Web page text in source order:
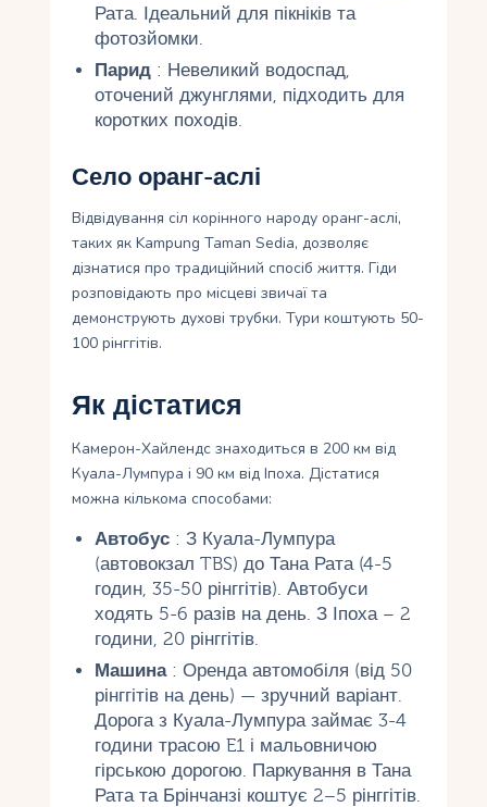
Рата. Ідеальний для пікніків та
фотозйомки.
Парид: Невеликий водоспад,
оточений джунглями, підходить для
коротких походів.
Село оранг-аслі
Відвідування сіл корінного народу оранг-аслі,
таких як Kampung Taman Sedia, дозволяє
дізнатися про традиційний спосіб життя. Гіди
розповідають про місцеві звичаї та
демонструють духові трубки. Тури коштують 50-
100 рінггітів.
Як дістатися
Камерон-Хайлендс знаходиться в 200 км від
Куала-Лумпура і 90 км від Іпоха. Дістатися
можна кількома способами:
Автобус: З Куала-Лумпура
(автовокзал TBS) до Тана Рата (4-5
годин, 35-50 рінггітів). Автобуси
ходять 5-6 разів на день. З Іпоха – 2
години, 20 рінггітів.
Машина: Оренда автомобіля (від 50
рінггітів на день) — зручний варіант.
Дорога з Куала-Лумпура займає 3-4
години трасою E1 і мальовничою
гірською дорогою. Паркування в Тана
Рата та Брінчанзі коштує 2–5 рінггітів.